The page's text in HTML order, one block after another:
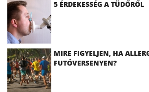
5 ÉRDEKESSÉG A TÜDŐRŐL
MIRE FIGYELJEN, HA
FUTÓVERSENYEN?